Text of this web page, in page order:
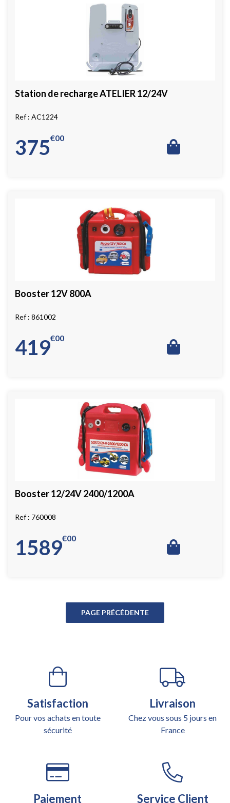
Station de recharge ATELIER 12/24V
AC1224
375 00
€
Booster 12V 800A
861002
419 00
€
Booster 12/24V 2400/1200A
760008
1589 00
€
Satisfaction
Pour vos achats en toute
sécurité
Livraison
Chez vous sous 5 jours en
France
Paiement
Service Client